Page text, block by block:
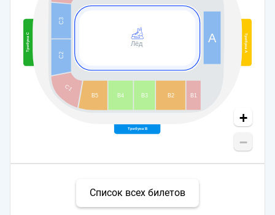
Трибуна А
Трибуна С
Трибуна В
C3
C2
C1
B5 B4 B3 B2 B1
A
Лёд
+
−
Список всех билетов